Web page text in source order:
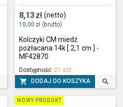
8,13zł (netto)
10,00 zł (brutto)
Kolczyki CM miedź
pozłacana 14k [ 2,1 cm ] -
MF42870
Dostępność: 21 szt.
 DODAJ DO KOSZYKA 
NOWY PRODUKT